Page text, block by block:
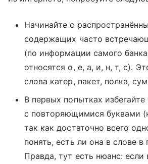
Начинайте с
содержащих часто
(по информации самого
относятся о, е, а, и, н, т, с).
слова катер, пакет, полка,
В первых попытках избегайте
с повторяющимися буквами
так как достаточно всего
понять, есть ли она в слове в
Правда, тут есть нюанс: если